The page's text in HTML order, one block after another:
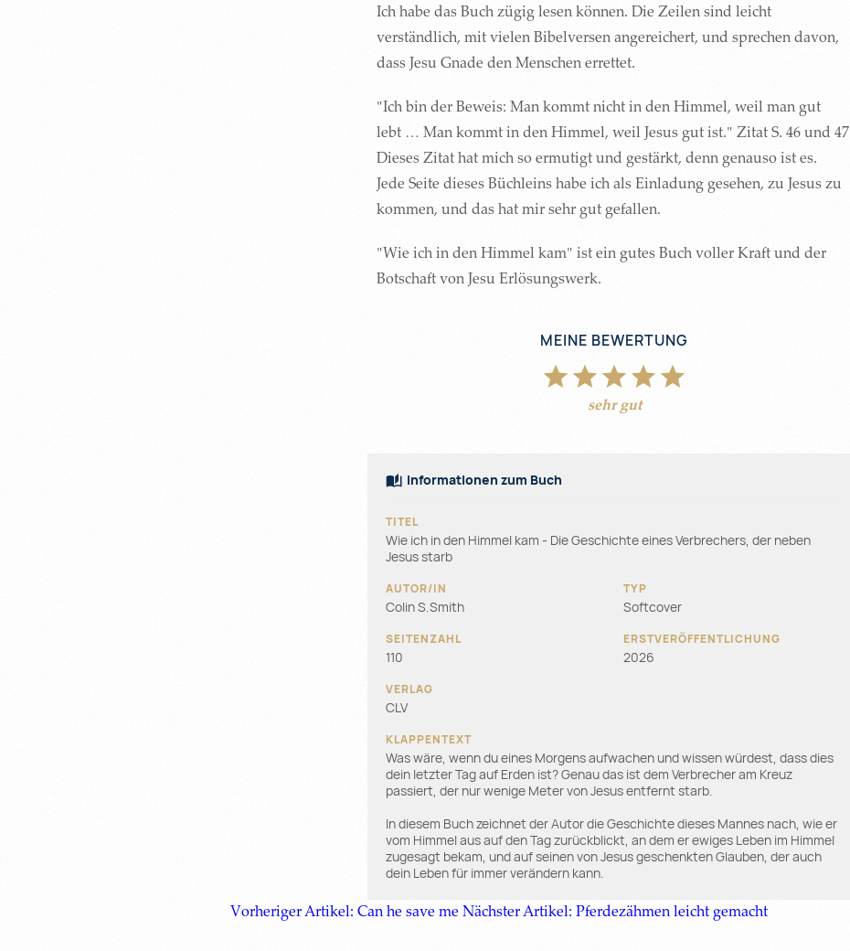
Ich habe das Buch zügig lesen können. Die Zeilen sind leicht
verständlich, mit vielen Bibelversen angereichert, und sprechen davon,
dass Jesu Gnade den Menschen errettet.
"Ich bin der Beweis: Man kommt nicht in den Himmel, weil man gut
lebt … Man kommt in den Himmel, weil Jesus gut ist." Zitat S. 46 und 47
Dieses Zitat hat mich so ermutigt und gestärkt, denn genauso ist es.
Jede Seite dieses Büchleins habe ich als Einladung gesehen, zu Jesus zu
kommen, und das hat mir sehr gut gefallen.
"Wie ich in den Himmel kam" ist ein gutes Buch voller Kraft und der
Botschaft von Jesu Erlösungswerk.
MEINE BEWERTUNG
sehr gut
Informationen zum Buch
Wie ich in den Himmel kam - Die Geschichte eines Verbrechers, der neben
Jesus starb
Colin S.Smith Softcover
110 2026
CLV
Was wäre, wenn du eines Morgens aufwachen und wissen würdest, dass dies
dein letzter Tag auf Erden ist? Genau das ist dem Verbrecher am Kreuz
passiert, der nur wenige Meter von Jesus entfernt starb.
In diesem Buch zeichnet der Autor die Geschichte dieses Mannes nach, wie er
vom Himmel aus auf den Tag zurückblickt, an dem er ewiges Leben im Himmel
zugesagt bekam, und auf seinen von Jesus geschenkten Glauben, der auch
dein Leben für immer verändern kann.
Vorheriger Artikel: Can he save me Nächster Artikel: Pferdezähmen leicht gemacht